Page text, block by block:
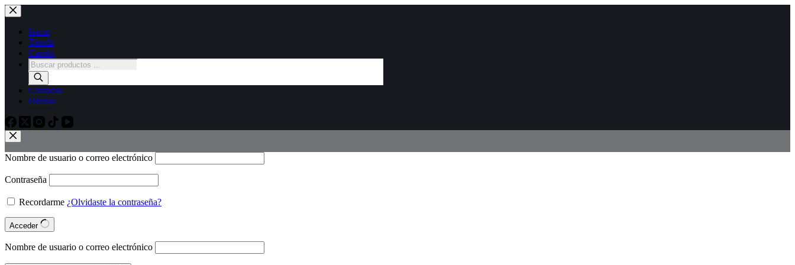
Inicio
Tienda
Carrito
Contacto
Ofertas
Nombre de usuario o correo electrónico
Contraseña
Recordarme ¿Olvidaste la contraseña?
Acceder
Nombre de usuario o correo electrónico